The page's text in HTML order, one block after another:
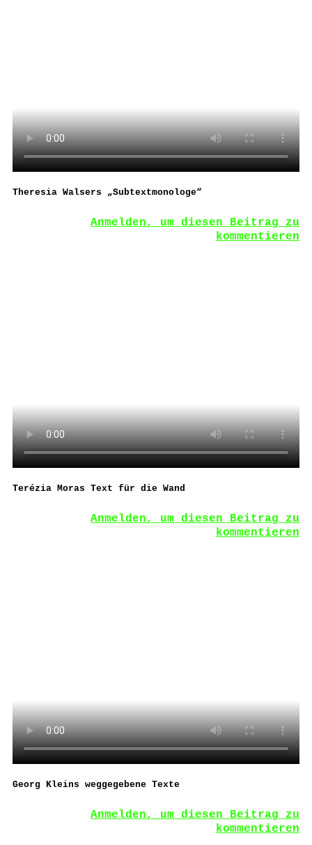
Theresia Walsers „Subtextmonologe“
Anmelden, um diesen Beitrag zu
kommentieren
Terézia Moras Text für die Wand
Anmelden, um diesen Beitrag zu
kommentieren
Georg Kleins weggegebene Texte
Anmelden, um diesen Beitrag zu
kommentieren